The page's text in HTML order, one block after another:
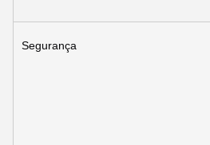
Segurança